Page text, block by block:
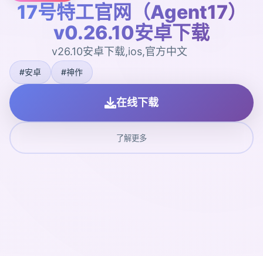
17号特工官网（Agent17）
v0.26.10安卓下载
v26.10安卓下载,ios,官方中文
#安卓 #神作
在线下载
了解更多